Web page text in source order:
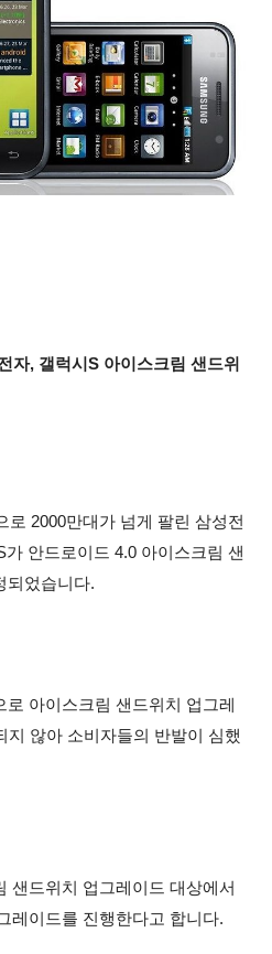
자, 갤럭시S 아이스크림 샌드위
로 2000만대가 넘게 팔린 삼성전
안드로이드 4.0 아이스크림 샌
되었습니다.
아이스크림 샌드위치 업그레
지 않아 소비자들의 반발이 심했
샌드위치 업그레이드 대상에서
레이드를 진행한다고 합니다.